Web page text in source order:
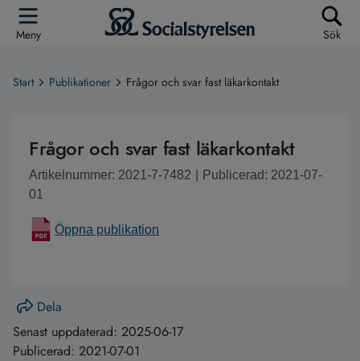
Meny Sök
Start Publikationer Frågor och svar fast läkarkontakt
Frågor och svar fast läkarkontakt
Artikelnummer: 2021-7-7482
Publicerad: 2021-07-
01
Öppna publikation
Dela
Senast uppdaterad: 2025-06-17
Publicerad: 2021-07-01